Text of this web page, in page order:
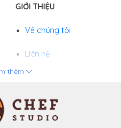
GIỚI THIỆU
Về chúng tôi
Liên hệ
Tuyển dụng
thêm